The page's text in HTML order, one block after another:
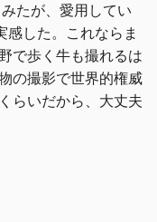
たが、愛用してい
した。これならま
で歩く牛も撮れるは
の撮影で世界的権威
らいだから、大丈夫